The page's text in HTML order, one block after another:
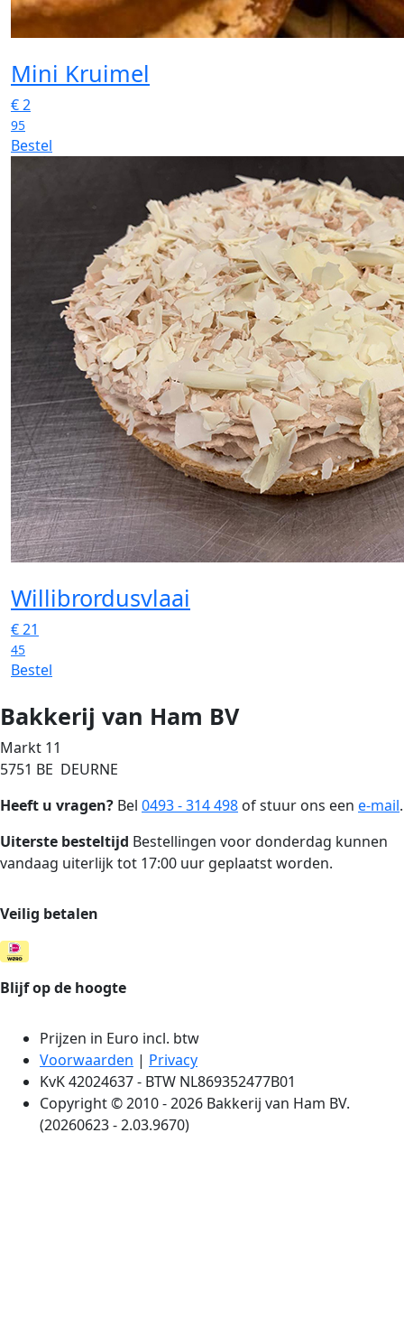
Mini Kruimel
€2
95
Bestel
Willibrordusvlaai
€21
45
Bestel
Bakkerij van Ham BV
Markt 11
5751 BE DEURNE
Heeft u vragen? Bel 0493 - 314 498 of stuur ons een e-mail.
Uiterste besteltijd Bestellingen voor donderdag kunnen
vandaag uiterlijk tot 17:00 uur geplaatst worden.
Veilig betalen
Blijf op de hoogte
Prijzen in Euro incl. btw
Voorwaarden | Privacy
KvK 42024637 - BTW NL869352477B01
Copyright © 2010 - 2026 Bakkerij van Ham BV.
(20260623 - 2.03.9670)